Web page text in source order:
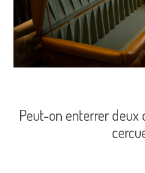
Peut-on enterrer deux